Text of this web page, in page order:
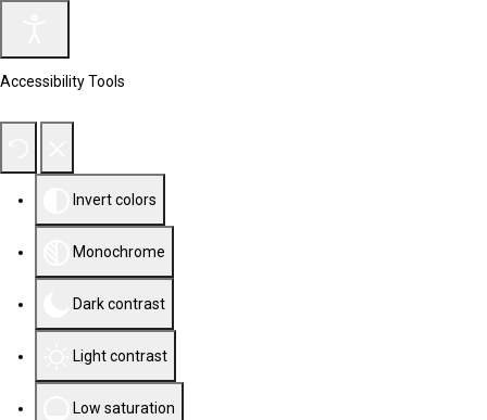
Accessibility Tools
Invert colors
Monochrome
Dark contrast
Light contrast
Low saturation